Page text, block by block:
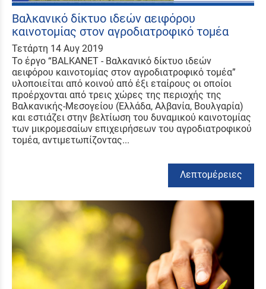
Βαλκανικό δίκτυο ιδεών αειφόρου
καινοτομίας στον αγροδιατροφικό τομέα
Τετάρτη 14 Αυγ 2019
Το έργο “BALKANET - Βαλκανικό δίκτυο ιδεών
αειφόρου καινοτοµίας στον αγροδιατροφικό τοµέα”
υλοποιείται από κοινού από έξι εταίρους οι οποίοι
προέρχονται από τρεις χώρες της περιοχής της
Βαλκανικής-Μεσογείου (Ελλάδα, Αλβανία, Βουλγαρία)
και εστιάζει στην βελτίωση του δυναµικού καινοτοµίας
των µικροµεσαίων επιχειρήσεων του αγροδιατροφικού
τοµέα, αντιµετωπίζοντας...
Λεπτομέρειες